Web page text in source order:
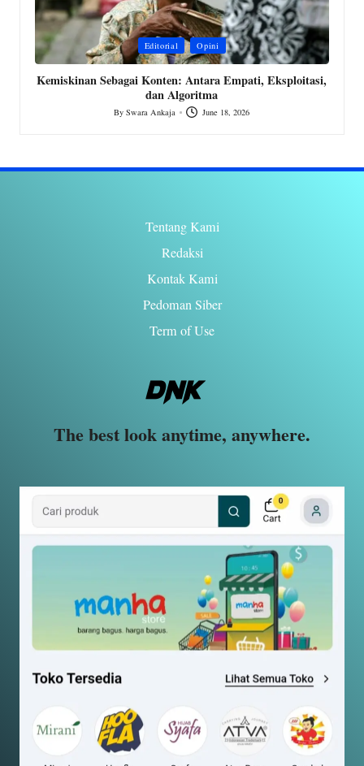
Posted
in
Editorial Opini
Kemiskinan Sebagai Konten: Antara Empati, Eksploitasi,
dan Algoritma
Posted
BySwara Ankaja June 18, 2026
Tentang Kami
Redaksi
Kontak Kami
Pedoman Siber
Term of Use
The best look anytime, anywhere.